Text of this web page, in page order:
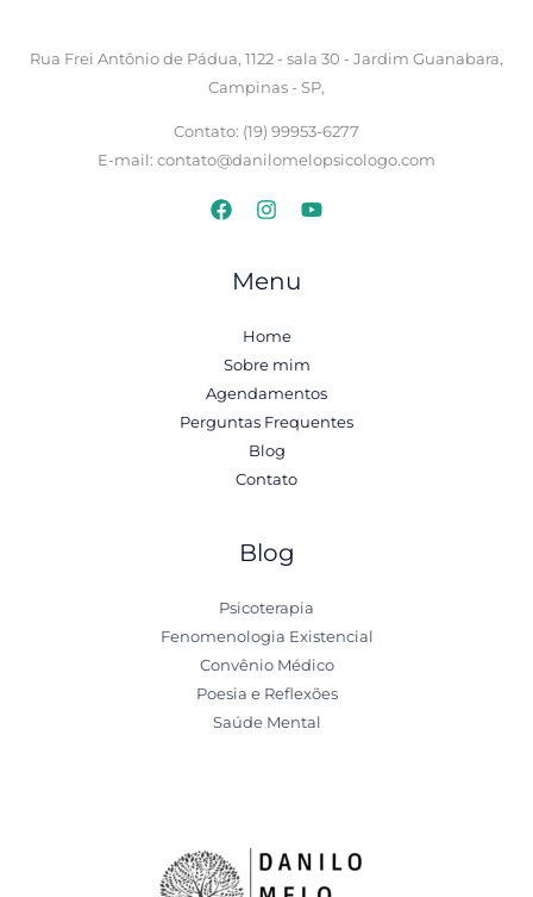
Rua Frei Antônio de Pádua, 1122 - sala 30 - Jardim Guanabara,
Campinas - SP,
Contato: (19) 99953-6277
E-mail: contato@danilomelopsicologo.com
Menu
Home
Sobre mim
Agendamentos
Perguntas Frequentes
Blog
Contato
Blog
Psicoterapia
Fenomenologia Existencial
Convênio Médico
Poesia e Reflexões
Saúde Mental